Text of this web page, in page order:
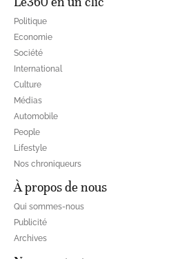
Politique
Economie
Société
International
Culture
Médias
Automobile
People
Lifestyle
Nos chroniqueurs
À propos de nous
Qui sommes-nous
Publicité
Archives